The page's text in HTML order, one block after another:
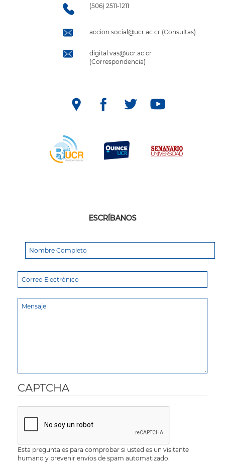
(506) 2511-1211
accion.social@ucr.ac.cr (Consultas)
digital.vas@ucr.ac.cr
(Correspondencia)
ESCRÍBANOS
CAPTCHA
Esta pregunta es para comprobar si usted es un visitante
humano y prevenir envíos de spam automatizado.